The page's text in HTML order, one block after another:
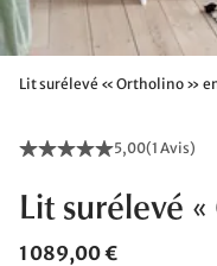
Lit surélevé « Ortholino »
5,00(1 Avis)
Lit surélevé
1 089,00 €